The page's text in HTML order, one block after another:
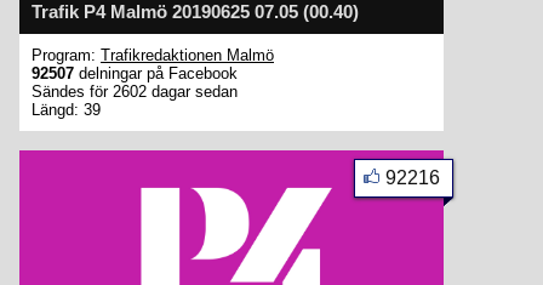
Trafik P4 Malmö 20190625 07.05 (00.40)
Program: Trafikredaktionen Malmö
92507 delningar på Facebook
Sändes för 2602 dagar sedan
Längd: 39
92216